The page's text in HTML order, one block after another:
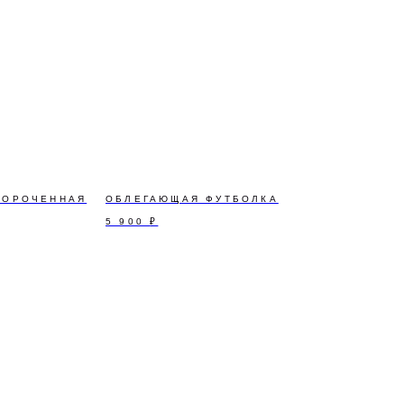
ОБЛЕГАЮЩАЯ ФУТБОЛКА
5 900 ₽